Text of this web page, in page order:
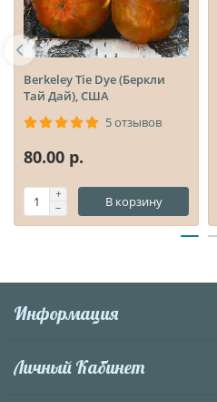
Berkeley Tie Dye (Беркли
Тай Дай), США
5 отзывов
80.00 р.
В корзину
Информация
Личный Кабинет